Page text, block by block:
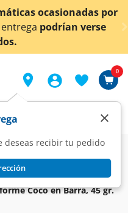
por
verse
¡Ahora
deseas recibir tu pedido
×
0
Higiene y Cuidado Corporal
Coco en Barra, 45 gr.